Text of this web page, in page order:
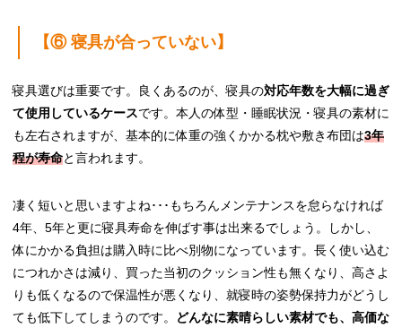
【⑥ 寝具が合っていない】
寝具選びは重要です。良くあるのが、寝具の対応年数を大幅に過ぎ
て使用しているケースです。本人の体型・睡眠状況・寝具の素材に
も左右されますが、基本的に体重の強くかかる枕や敷き布団は3年
程が寿命と言われます。
凄く短いと思いますよね･･･もちろんメンテナンスを怠らなければ
4年、5年と更に寝具寿命を伸ばす事は出来るでしょう。しかし、
体にかかる負担は購入時に比べ別物になっています。長く使い込む
につれかさは減り、買った当初のクッション性も無くなり、高さよ
りも低くなるので保温性が悪くなり、就寝時の姿勢保持力がどうし
ても低下してしまうのです。
どんなに素晴らしい素材でも、高価な